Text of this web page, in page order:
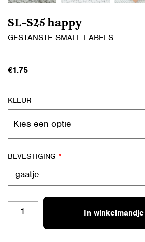
SL-S25 happy
GESTANSTE SMALL LABELS
€1.75
KLEUR
BEVESTIGING *
In winkelmandje